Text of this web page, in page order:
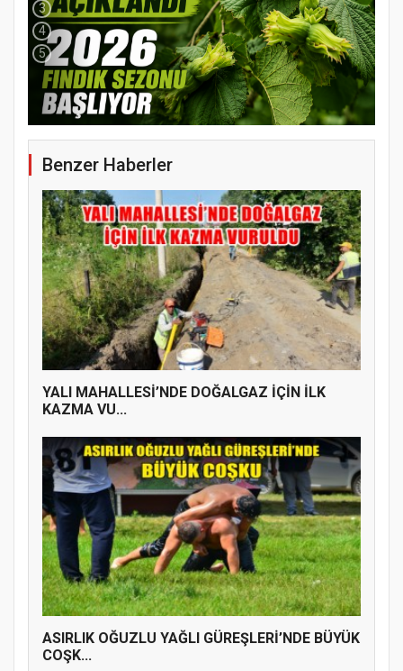
YENİ PARTİ TERME İLÇE BAŞKANLIĞINDA
ÜYE KATILIM PROGRAMI
3
4
5
Benzer Haberler
YALI MAHALLESİ’NDE DOĞALGAZ İÇİN İLK
KAZMA VU...
ASIRLIK OĞUZLU YAĞLI GÜREŞLERİ’NDE BÜYÜK
COŞK...